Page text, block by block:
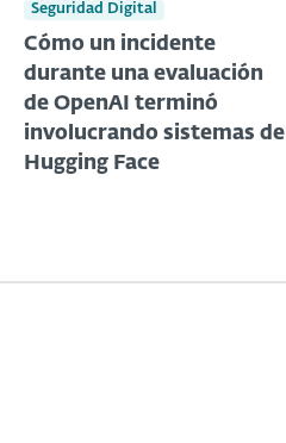
Seguridad Digital
Cómo un incidente
durante una evaluación
de OpenAI terminó
involucrando sistemas de
Hugging Face